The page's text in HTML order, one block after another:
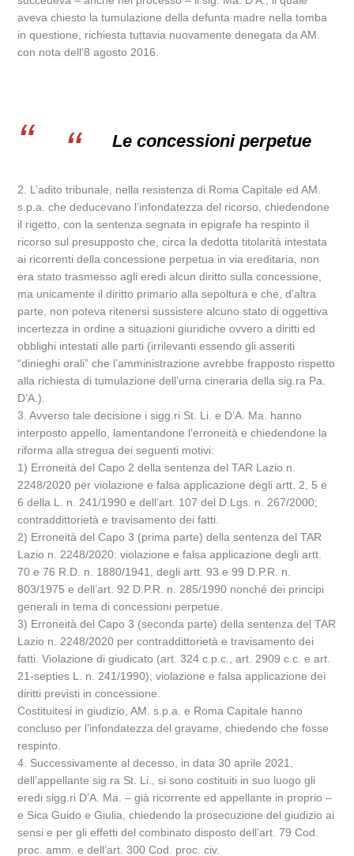
aveva chiesto la tumulazione della defunta madre nella tomba
in questione, richiesta tuttavia nuovamente denegata da AM.
con nota dell’8 agosto 2016.
Le concessioni perpetue
2. L’adito tribunale, nella resistenza di Roma Capitale ed AM.
s.p.a. che deducevano l’infondatezza del ricorso, chiedendone
il rigetto, con la sentenza segnata in epigrafe ha respinto il
ricorso sul presupposto che, circa la dedotta titolarità intestata
ai ricorrenti della concessione perpetua in via ereditaria, non
era stato trasmesso agli eredi alcun diritto sulla concessione,
ma unicamente il diritto primario alla sepoltura e che, d’altra
parte, non poteva ritenersi sussistere alcuno stato di oggettiva
incertezza in ordine a situazioni giuridiche ovvero a diritti ed
obblighi intestati alle parti (irrilevanti essendo gli asseriti
“dinieghi orali” che l’amministrazione avrebbe frapposto rispetto
alla richiesta di tumulazione dell’urna cineraria della sig.ra Pa.
D’A.).
3. Avverso tale decisione i sigg.ri St. Li. e D’A. Ma. hanno
interposto appello, lamentandone l’erroneità e chiedendone la
riforma alla stregua dei seguenti motivi:
1) Erroneità del Capo 2 della sentenza del TAR Lazio n.
2248/2020 per violazione e falsa applicazione degli artt. 2, 5 e
6 della L. n. 241/1990 e dell’art. 107 del D.Lgs. n. 267/2000;
contraddittorietà e travisamento dei fatti.
2) Erroneità del Capo 3 (prima parte) della sentenza del TAR
Lazio n. 2248/2020: violazione e falsa applicazione degli artt.
70 e 76 R.D. n. 1880/1941, degli artt. 93 e 99 D.P.R. n.
803/1975 e dell’art. 92 D.P.R. n. 285/1990 nonché dei principi
generali in tema di concessioni perpetue.
3) Erroneità del Capo 3 (seconda parte) della sentenza del TAR
Lazio n. 2248/2020 per contraddittorietà e travisamento dei
fatti. Violazione di giudicato (art. 324 c.p.c., art. 2909 c.c. e art.
21-septies L. n. 241/1990); violazione e falsa applicazione dei
diritti previsti in concessione.
Costituitesi in giudizio, AM. s.p.a. e Roma Capitale hanno
concluso per l’infondatezza del gravame, chiedendo che fosse
respinto.
4. Successivamente al decesso, in data 30 aprile 2021,
dell’appellante sig.ra St. Li., si sono costituiti in suo luogo gli
eredi sigg.ri D’A. Ma. – già ricorrente ed appellante in proprio –
e Sica Guido e Giulia, chiedendo la prosecuzione del giudizio ai
sensi e per gli effetti del combinato disposto dell’art. 79 Cod.
proc. amm. e dell’art. 300 Cod. proc. civ.